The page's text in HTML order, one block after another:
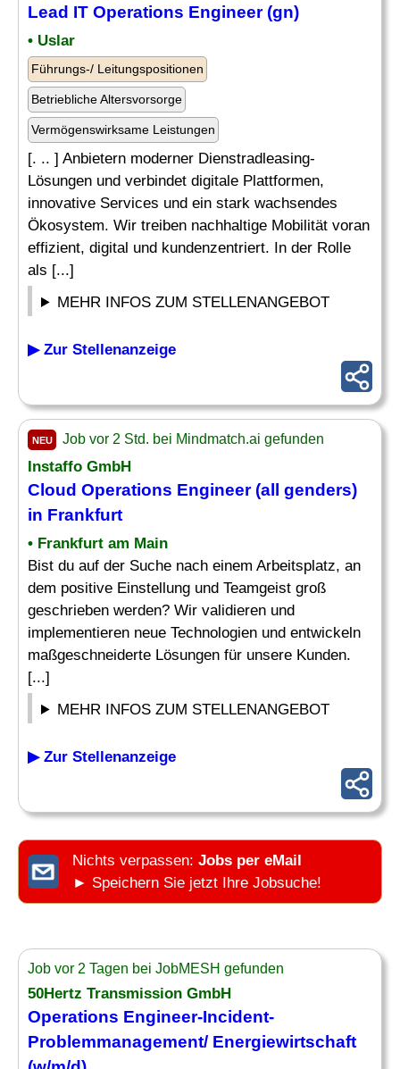
Lead IT Operations Engineer(gn)
• Uslar
Führungs-/ Leitungspositionen
Betriebliche Altersvorsorge
Vermögenswirksame Leistungen
[. .. ] Anbietern moderner Dienstradleasing-
Lösungen und verbindet digitale Plattformen,
innovative Services und ein stark wachsendes
Ökosystem. Wir treiben nachhaltige Mobilität voran
effizient, digital und kundenzentriert. In der Rolle
als [...]
MEHR INFOS ZUM STELLENANGEBOT
▶ Zur Stellenanzeige
NEU Job vor 2 Std. bei Mindmatch.ai gefunden
Instaffo GmbH
Cloud Operations Engineer(all genders)
in Frankfurt
• Frankfurt am Main
Bist du auf der Suche nach einem Arbeitsplatz, an
dem positive Einstellung und Teamgeist groß
geschrieben werden? Wir validieren und
implementieren neue Technologien und entwickeln
maßgeschneiderte Lösungen für unsere Kunden.
[...]
MEHR INFOS ZUM STELLENANGEBOT
▶ Zur Stellenanzeige
Nichts verpassen: Jobs per eMail
► Speichern Sie jetzt Ihre Jobsuche!
Job vor 2 Tagen bei JobMESH gefunden
50Hertz Transmission GmbH
Operations Engineer-Incident-
Problemmanagement/ Energiewirtschaft